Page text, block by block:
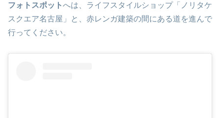
フォトスポットへは、ライフスタイルショップ「ノリタケ
スクエア名古屋」と、赤レンガ建築の間にある道を進んで
行ってください。